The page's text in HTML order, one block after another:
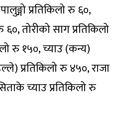
प्रतिकिलो रु ६०,
तोरीको साग प्रतिकिलो
रु १५०, च्याउ (कन्य)
प्रतिकिलो रु ४५०, राजा
च्याउ प्रतिकिलो रु